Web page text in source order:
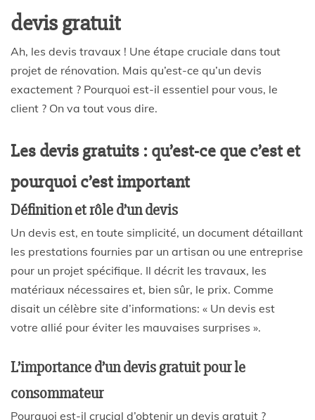
devis gratuit
Ah, les devis travaux ! Une étape cruciale dans tout
projet de rénovation. Mais qu’est-ce qu’un devis
exactement ? Pourquoi est-il essentiel pour vous, le
client ? On va tout vous dire.
Les devis gratuits : qu’est-ce que c’est et
pourquoi c’est important
Définition et rôle d’un devis
Un devis est, en toute simplicité, un document détaillant
les prestations fournies par un artisan ou une entreprise
pour un projet spécifique. Il décrit les travaux, les
matériaux nécessaires et, bien sûr, le prix. Comme
disait un célèbre site d’informations: « Un devis est
votre allié pour éviter les mauvaises surprises ».
L’importance d’un devis gratuit pour le
consommateur
Pourquoi est-il crucial d’obtenir un devis gratuit ?